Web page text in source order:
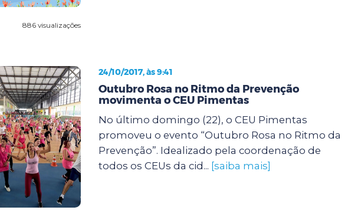
886 visualizações
24/10/2017, às 9:41
Outubro Rosa no Ritmo da Prevenção
movimenta o CEU Pimentas
No último domingo (22), o CEU Pimentas
promoveu o evento “Outubro Rosa no Ritmo da
Prevenção”. Idealizado pela coordenação de
todos os CEUs da cid... [saiba mais]